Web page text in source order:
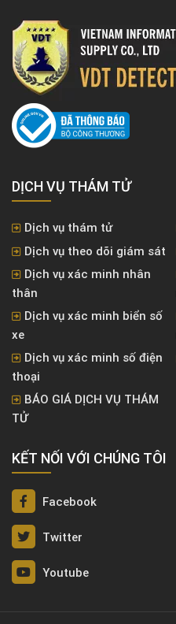
DỊCH VỤ THÁM TỬ
Dịch vụ thám tử
Dịch vụ theo dõi giám sát
Dịch vụ xác minh nhân
thân
Dịch vụ xác minh biển số
xe
Dịch vụ xác minh số điện
thoại
BÁO GIÁ DỊCH VỤ THÁM
TỬ
KẾT NỐI VỚI CHÚNG TÔI
Facebook
Twitter
Youtube